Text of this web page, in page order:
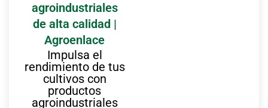
agroindustriales
de alta calidad |
Agroenlace
Impulsa el
rendimiento de tus
cultivos con
productos
agroindustriales